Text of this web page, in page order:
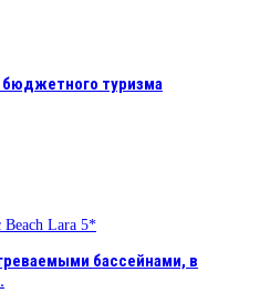
туризма
бассейнами, в